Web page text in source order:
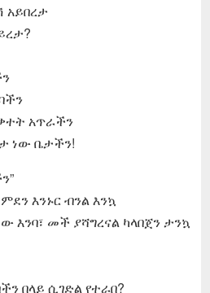
አጥራችን
ቤታችን!
እንኑር ብንል እንኳ
እንባ፣ መች ያሻግረናል ካላበጀን ታንኳ
በላይ ሲገድል የተራበ?